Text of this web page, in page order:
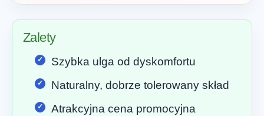
Zalety
Szybka ulga od dyskomfortu
Naturalny, dobrze tolerowany skład
Atrakcyjna cena promocyjna